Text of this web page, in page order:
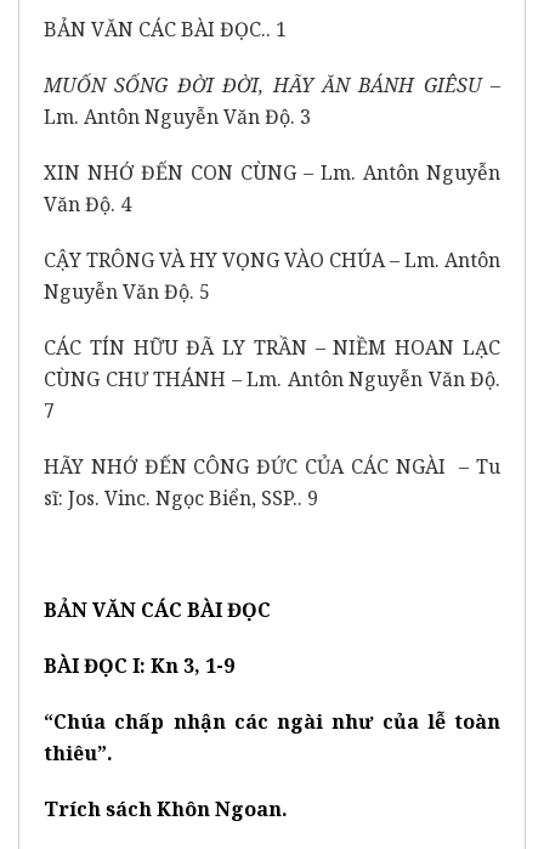
BẢN VĂN CÁC BÀI ĐỌC.. 1
MUỐN SỐNG ĐỜI ĐỜI, HÃY ĂN BÁNH GIÊSU–
Lm. Antôn Nguyễn Văn Độ. 3
XIN NHỚ ĐẾN CON CÙNG – Lm. Antôn Nguyễn
Văn Độ. 4
CẬY TRÔNG VÀ HY VỌNG VÀO CHÚA – Lm. Antôn
Nguyễn Văn Độ. 5
CÁC TÍN HỮU ĐÃ LY TRẦN – NIỀM HOAN LẠC
CÙNG CHƯ THÁNH – Lm. Antôn Nguyễn Văn Độ.
7
HÃY NHỚ ĐẾN CÔNG ĐỨC CỦA CÁC NGÀI – Tu
sĩ: Jos. Vinc. Ngọc Biển, SSP.. 9
BẢN VĂN CÁC BÀI ĐỌC
BÀI ĐỌC I: Kn 3, 1-9
“Chúa chấp nhận các ngài như của lễ toàn
thiêu”.
Trích sách Khôn Ngoan.